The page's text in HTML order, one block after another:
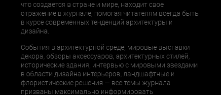
что создается в стране и мире, находит свое
отражение в журнале, помогая читателям всегда быть
в курсе современных тенденций архитектуры и
дизайна.
События в архитектурной среде, мировые выставки
декора, обзоры аксессуаров, архитектурных стилей,
исторические здания, интервью с мировыми звездами
в области дизайна интерьеров, ландшафтные и
флористические решения — все темы журнала
призваны максимально информировать